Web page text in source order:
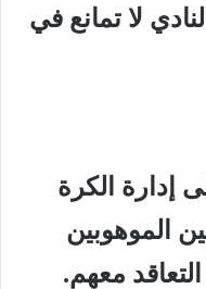
النادي لا تمانع في
إدارة الكرة
الموهوبين
معهم.